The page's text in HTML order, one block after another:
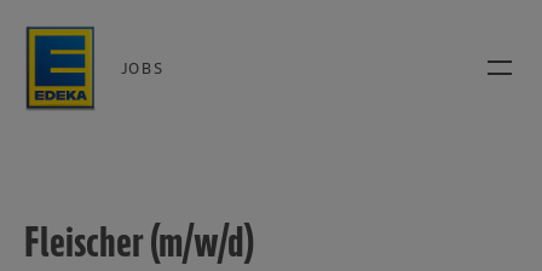
JOBS
Fleischer (m/w/d)